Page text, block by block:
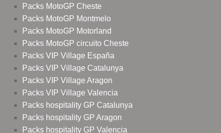
Packs MotoGP Cheste
Packs MotoGP Montmelo
Packs MotoGP Motorland
Packs MotoGP circuito Cheste
Packs VIP Village España
Packs VIP Village Catalunya
Packs VIP Village Aragon
Packs VIP Village Valencia
Packs hospitality GP Catalunya
Packs hospitality GP Aragon
Packs hospitality GP Valencia